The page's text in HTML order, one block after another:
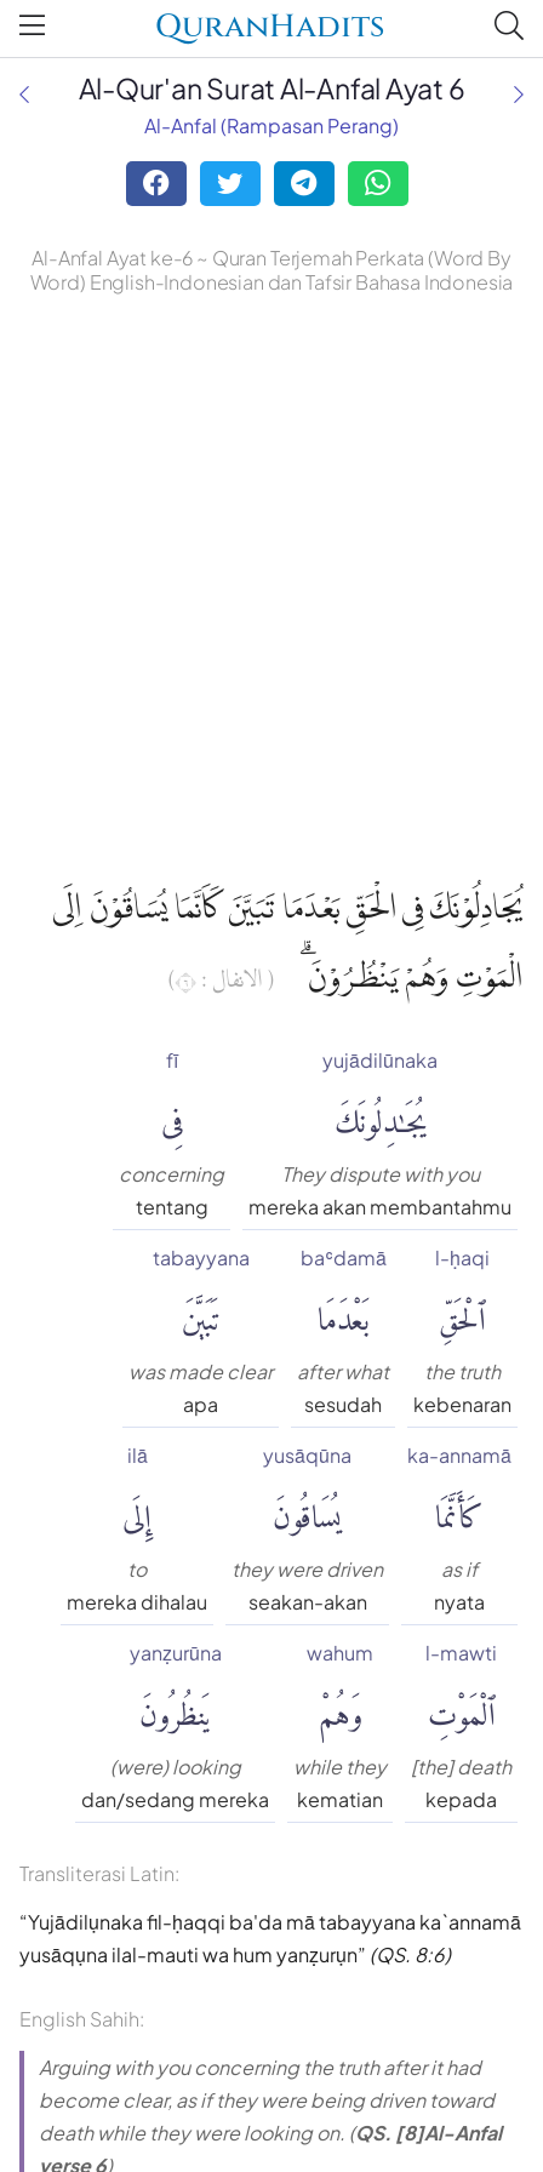
QuranHadits
Al-Qur'an Surat Al-Anfal Ayat 6
Al-Anfal (Rampasan Perang)
Al-Anfal Ayat ke-6 ~ Quran Terjemah Perkata (Word By
Word) English-Indonesian dan Tafsir Bahasa Indonesia
يُجَادِلُوْنَكَ فِى الْحَقِّ بَعْدَمَا تَبَيَّنَ كَاَنَّمَا يُسَاقُوْنَ اِلَى
الْمَوْتِ وَهُمْ يَنْظُرُوْنَ ۗ
( الانفال : ٦)
yujādilūnaka
يُجَٰدِلُونَكَ
They dispute with you
mereka akan membantahmu
fī
فِى
concerning
tentang
l-ḥaqi
ٱلْحَقِّ
the truth
kebenaran
baʿdamā
بَعْدَمَا
after what
sesudah
tabayyana
تَبَيَّنَ
was made clear
apa
ka-annamā
كَأَنَّمَا
as if
nyata
yusāqūna
يُسَاقُونَ
they were driven
seakan-akan
ilā
إِلَى
to
mereka dihalau
l-mawti
ٱلْمَوْتِ
[the] death
kepada
wahum
وَهُمْ
while they
kematian
yanẓurūna
يَنظُرُونَ
(were) looking
dan/sedang mereka
Transliterasi Latin:
Yujādilụnaka fil-ḥaqqi ba'da mā tabayyana ka`annamā
yusāqụna ilal-mauti wa hum yanẓurụn (QS. 8:6)
English Sahih:
Arguing with you concerning the truth after it had
become clear, as if they were being driven toward
death while they were looking on. (QS. [8]Al-Anfal
verse 6)